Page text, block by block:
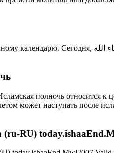
полночь относится к
может наступать после
(ru-RU)